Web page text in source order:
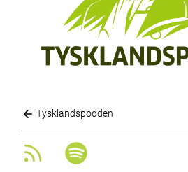
Tysklandspodden